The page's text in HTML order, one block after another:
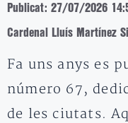
Publicat: 27/07/2026
Cardenal Lluís Martínez
Fa uns anys es
número 67,
de les ciutats.